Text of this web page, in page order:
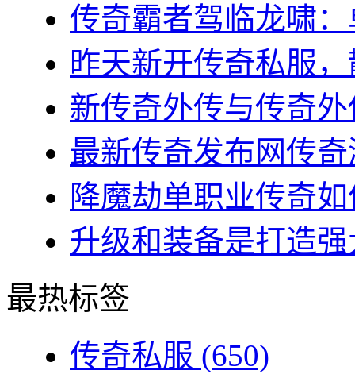
传奇霸者驾临龙啸
昨天新开传奇私服
新传奇外传与传奇
最新传奇发布网传
降魔劫单职业传奇
升级和装备是打造
最热标签
传奇私服 (650)